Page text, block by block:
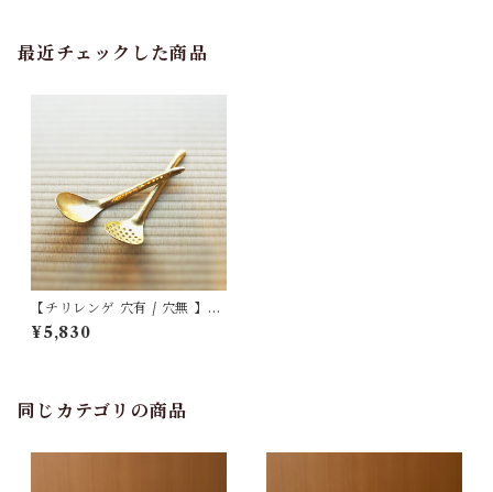
最近チェックした商品
【チリレンゲ 穴有 / 穴無 】手
打ち真鍮製
¥5,830
同じカテゴリの商品